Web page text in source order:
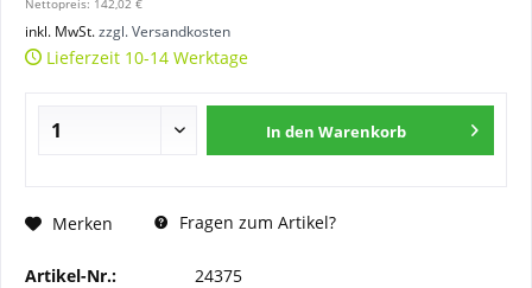
Nettopreis: 142,02 €
inkl. MwSt.zzgl. Versandkosten
Lieferzeit 10-14 Werktage
In den Warenkorb
Merken Fragen zum Artikel?
Artikel-Nr.:
24375